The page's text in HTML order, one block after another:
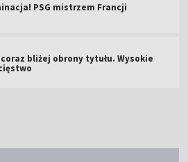
PSG mistrzem Francji
coraz bliżej obrony tytułu. Wysokie